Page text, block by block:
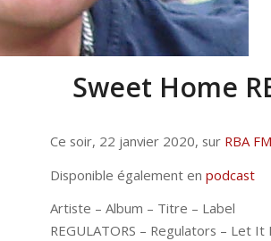
Sweet Home
Ce soir, 22 janvier 2020, sur RBA
Disponible également en podcast
Artiste – Album – Titre – Label
REGULATORS – Regulators – Let It